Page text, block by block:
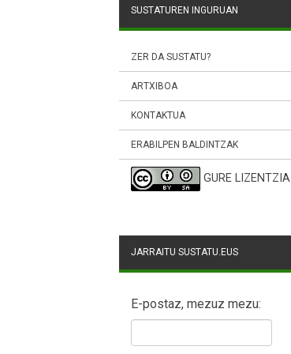
SUSTATUREN INGURUAN
ZER DA SUSTATU?
ARTXIBOA
KONTAKTUA
ERABILPEN BALDINTZAK
GURE LIZENTZIA
JARRAITU SUSTATU.EUS
E-postaz, mezuz mezu: